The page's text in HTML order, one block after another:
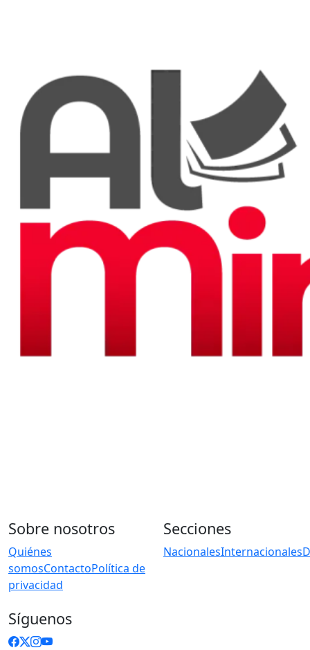
Sobre nosotros
Quiénes
somosContactoPolítica de
privacidad
Secciones
NacionalesInternacionales
Síguenos